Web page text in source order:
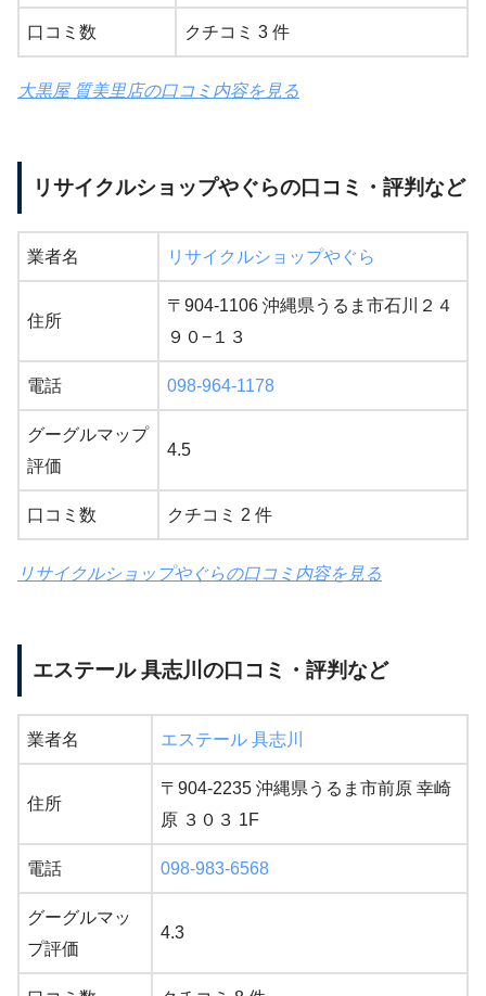
口コミ数 クチコミ 3 件
大黒屋 質美里店の口コミ内容を見る
リサイクルショップやぐらの口コミ・評判など
業者名 リサイクルショップやぐら
住所
〒904-1106 沖縄県うるま市石川２４
９０−１３
電話 098-964-1178
グーグルマップ
評価
4.5
口コミ数 クチコミ 2 件
リサイクルショップやぐらの口コミ内容を見る
エステール 具志川の口コミ・評判など
業者名 エステール 具志川
住所
〒904-2235 沖縄県うるま市前原 幸崎
原 ３０３ 1F
電話 098-983-6568
グーグルマッ
プ評価
4.3